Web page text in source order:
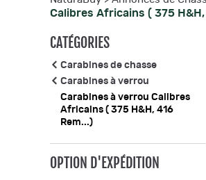
Calibres Africains ( 375
CATÉGORIES
Carabines de chasse
Carabines à verrou
Carabines à verrou Calibres
Africains ( 375 H&H, 416
Rem...)
OPTION D'EXPÉDITION